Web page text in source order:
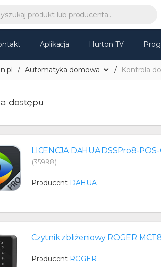
Aplikacja Hurton TV
Automatyka domowa Kontrola
dostępu
LICENCJA DAHUA DSSPro8-
(35998)
Producent DAHUA
Czytnik zbliżeniowy ROGER
Producent ROGER